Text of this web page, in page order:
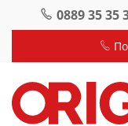
0889 35 35